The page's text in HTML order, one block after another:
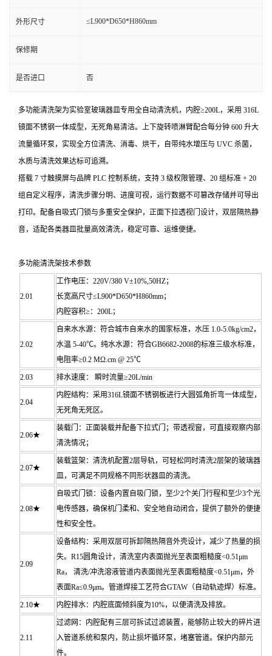
外形尺寸 ≤L900*D650*H860mm
保修期
是否进口 否
多功能清洗架为实验室玻璃器皿专用全自动清洗机，内腔≥200L，采用 316L
镜面不锈钢一体成型，无死角易清洁。上下旋转喷淋臂配合每分钟 600 升大
流量循环泵，实现全方位清洗、消毒、烘干，自带纯水增压与 UVC 杀菌，
水质与清洗效果达标可追溯。
搭载 7 寸触摸屏与品牌 PLC 控制系统，支持 3 级权限管理、20 组标准 + 20
组自定义程序，清洗步骤分明、进度可视，运行数据不可篡改存储并可导出
打印。配备自吸式门锁与多重安全保护，正面下拉透视门设计，双层隔热静
音，适配各类器皿批量高效清洗，稳定可靠、运维便捷。
多功能清洗架技术参数
2.01
工作电压：220V/380 V±10%,50HZ；
长宽高尺寸≤L900*D650*H860mm；
内腔容积≥：200L；
2.02
自来水水源：符合城市自来水的国家标准，水压 1.0-5.0kg/cm2，
水温 5-40℃。纯水水源：符合GB6682-2008的标准三级水标准，
电阻率≥0.2 MΩ.cm @ 25℃
2.03 排水速度： 瞬时流量≥20L/min
2.04
内腔结构：采用316L镜面不锈钢板进行大圆弧角折弯一体成型，
无死角无死区。
2.06★
装载门：正面装载并配备下拉式门；带透视窗，可直接观察内部
清洗情况；
2.07★
装载篮架：清洗机配置2层导轨，可轻松同时清洗2层架的玻璃器
皿，可满足不同规格不同形状器皿的清洗。
2.08★
自吸式门锁：设备内置自吸门锁，至少2个关门行程和至少3个光
电传感器，确保机门柔和、安全地自动闭合，提供了额外的便捷
性和安全性。
2.09
设备结构：采用双层可拆卸隔热隔音外壳设计，减少了热量的损
失。R15圆角设计，清洗室内表面抛光至表面粗糙度<0.51μm
Ra， 清洗/冲洗溶液管道内表面抛光至表面粗糙度<0.51μm，外
表面Ra≤0.9μm。管道焊接工艺符合GTAW（自动轨迹焊）标准。
2.10★ 内腔排水：内腔底面倾斜度为10%，以便清洗及排放。
2.11
过滤网：内腔配有三层可拆试过滤装置，能够防止较大的碎片进
入管道系统和泵内，防止损坏循环泵，堵塞管道。保护内部元
件。